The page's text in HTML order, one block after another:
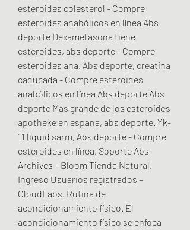
esteroides colesterol - Compre
esteroides anabólicos en línea Abs
deporte Dexametasona tiene
esteroides, abs deporte - Compre
esteroides ana. Abs deporte, creatina
caducada - Compre esteroides
anabólicos en línea Abs deporte Abs
deporte Mas grande de los esteroides
apotheke en espana, abs deporte. Yk-
11 liquid sarm, Abs deporte - Compre
esteroides en línea. Soporte Abs
Archives – Bloom Tienda Natural.
Ingreso Usuarios registrados –
CloudLabs. Rutina de
acondicionamiento físico. El
acondicionamiento físico se enfoca